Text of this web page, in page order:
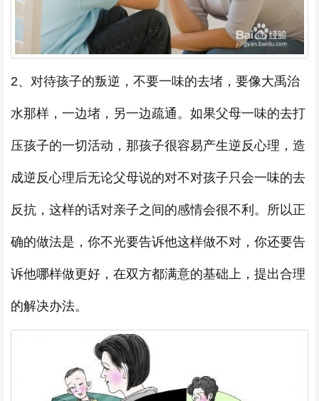
2、对待孩子的叛逆，不要一味的去堵，要像大禹治
水那样，一边堵，另一边疏通。如果父母一味的去打
压孩子的一切活动，那孩子很容易产生逆反心理，造
成逆反心理后无论父母说的对不对孩子只会一味的去
反抗，这样的话对亲子之间的感情会很不利。所以正
确的做法是，你不光要告诉他这样做不对，你还要告
诉他哪样做更好，在双方都满意的基础上，提出合理
的解决办法。